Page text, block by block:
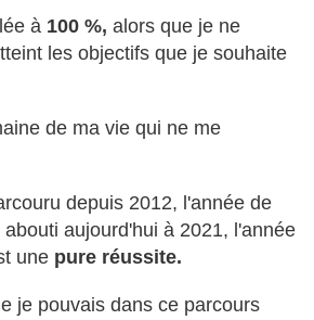
à 100 %, alors que je ne
les objectifs que je souhaite
de ma vie qui ne me
depuis 2012, l'année de
aujourd'hui à 2021, l'année
une pure réussite.
je pouvais dans ce parcours